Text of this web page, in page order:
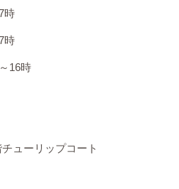
時
時
16時
ューリップコート